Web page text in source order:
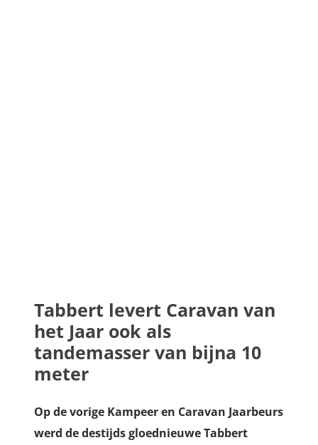
Tabbert levert Caravan van
het Jaar ook als
tandemasser van bijna 10
meter
Op de vorige Kampeer en Caravan Jaarbeurs
werd de destijds gloednieuwe Tabbert